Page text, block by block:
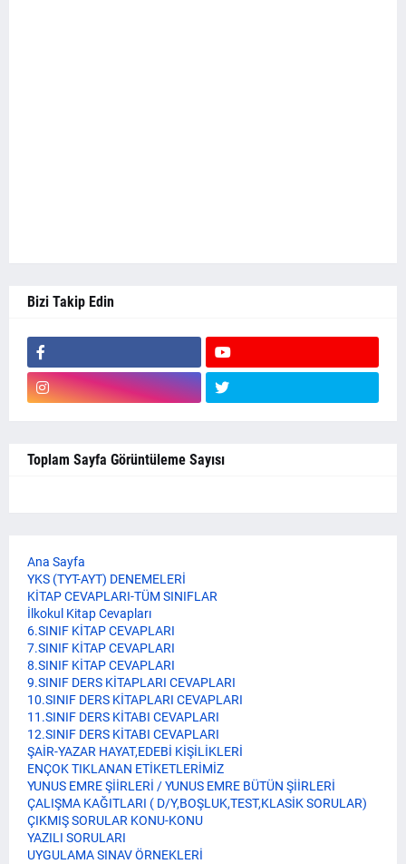
Bizi Takip Edin
Toplam Sayfa Görüntüleme Sayısı
Ana Sayfa
YKS (TYT-AYT) DENEMELERİ
KİTAP CEVAPLARI-TÜM SINIFLAR
İlkokul Kitap Cevapları
6.SINIF KİTAP CEVAPLARI
7.SINIF KİTAP CEVAPLARI
8.SINIF KİTAP CEVAPLARI
9.SINIF DERS KİTAPLARI CEVAPLARI
10.SINIF DERS KİTAPLARI CEVAPLARI
11.SINIF DERS KİTABI CEVAPLARI
12.SINIF DERS KİTABI CEVAPLARI
ŞAİR-YAZAR HAYAT,EDEBİ KİŞİLİKLERİ
ENÇOK TIKLANAN ETİKETLERİMİZ
YUNUS EMRE ŞİİRLERİ / YUNUS EMRE BÜTÜN ŞİİRLERİ
ÇALIŞMA KAĞITLARI ( D/Y,BOŞLUK,TEST,KLASİK SORULAR)
ÇIKMIŞ SORULAR KONU-KONU
YAZILI SORULARI
UYGULAMA SINAV ÖRNEKLERİ